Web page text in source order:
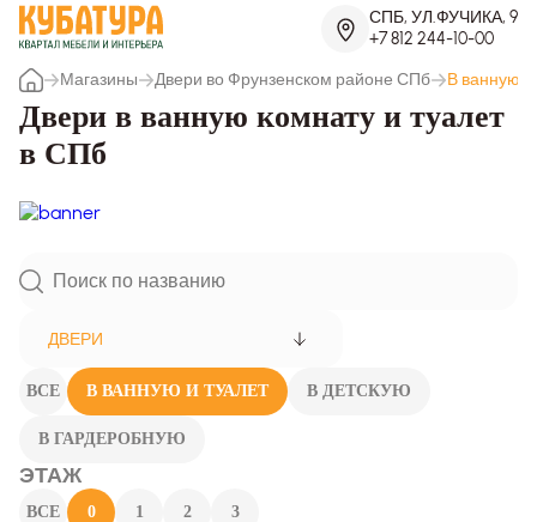
СПБ, УЛ.ФУЧИКА, 9
+7 812 244-10-00
Магазины
Двери во Фрунзенском районе СПб В ванную и
Двери в ванную комнату и туалет
в СПб
ДВЕРИ
ВСЕ В ВАННУЮ И ТУАЛЕТ В ДЕТСКУЮ
В ГАРДЕРОБНУЮ
ЭТАЖ
ВСЕ 0 1 2 3